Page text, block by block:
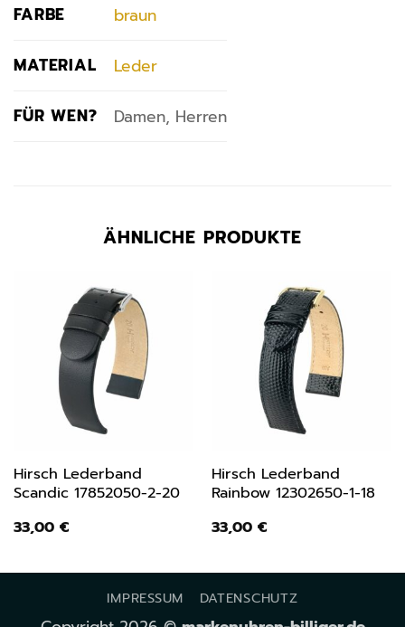
FARBE braun
MATERIAL Leder
FÜR WEN? Damen, Herren
ÄHNLICHE PRODUKTE
Hirsch Lederband
Scandic 17852050-2-20
33,00 €
Hirsch Lederband
Rainbow 12302650-1-18
33,00 €
IMPRESSUM DATENSCHUTZ